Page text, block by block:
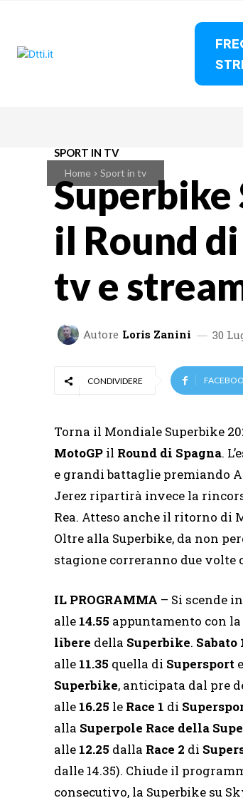
Home Sport in tv
SPORT IN TV
Superbike
il Round
tv e
Autore Loris Zanini 30
CONDIVIDERE
Torna il Mondiale Superbike
MotoGP il Round di Spagna.
e grandi battaglie premiando
Jerez ripartirà invece la
Rea. Atteso anche il ritorno di
Oltre alla Superbike, da non
stagione correranno due volte
IL PROGRAMMA – Si scende
alle 14.55 appuntamento con
libere della Superbike. Sabato
alle 11.35 quella di Supersport
Superbike, anticipata dal pre
alle 16.25 le Race 1 di
alla Superpole Race della
alle 12.25 dalla Race 2 di
dalle 14.35). Chiude il
consecutivo, la Superbike su